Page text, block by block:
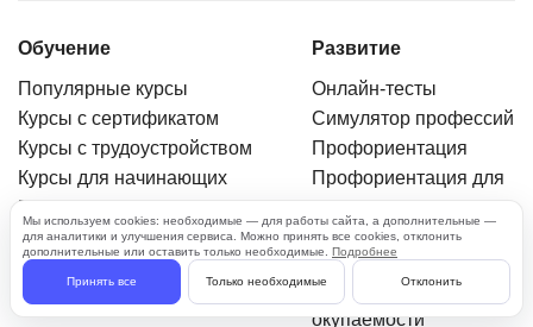
Обучение
Популярные курсы
Курсы с сертификатом
Курсы с трудоустройством
Курсы для начинающих
Бесплатные курсы
Мини-курсы
Бесплатные курсы с
сертификатом
Развитие
Онлайн-тесты
Симулятор профессий
Профориентация
Профориентация для
Профессии
Вебинары
окупаемости
Мы используем cookies: необходимые — для работы сайта, а дополнительные —
для аналитики и улучшения сервиса. Можно принять все cookies, отклонить
дополнительные или оставить только необходимые. Подробнее
Принять все Только необходимые Отклонить